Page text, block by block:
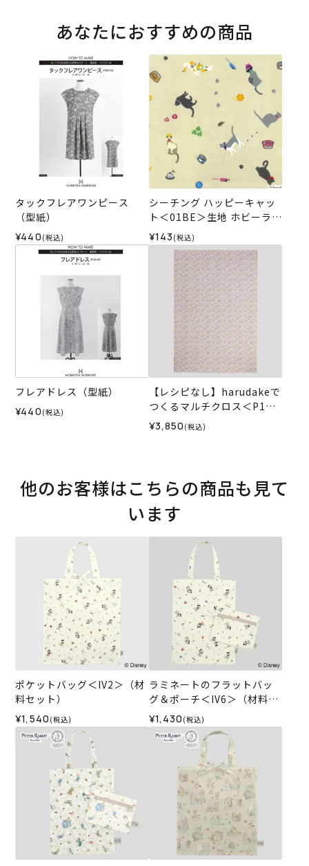
あなたにおすすめの商品
タックフレアワンピース
（型紙）
¥440 (税込)
シーチング ハッピーキャッ
ト＜01BE＞生地 ホビーラホ
ビーレデザインコレクショ
ン
¥143 (税込)
フレアドレス（型紙）
¥440 (税込)
【レシピなし】harudakeで
つくるマルチクロス＜P1＞
（材料セット）
¥3,850 (税込)
他のお客様はこちらの商品も見て
います
ポケットバッグ＜IV2＞（材
料セット）
¥1,540 (税込)
ラミネートのフラットバッ
グ＆ポーチ＜IV6＞（材料セ
ット）
¥1,430 (税込)